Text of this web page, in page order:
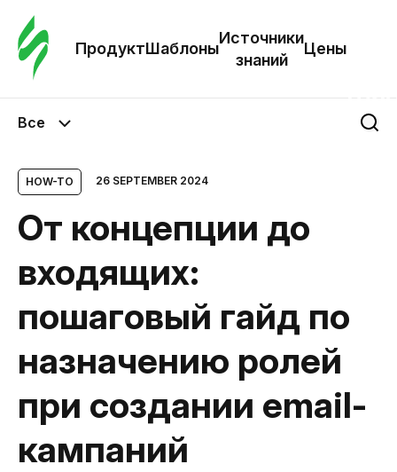
ПродуктШаблоны
Источники
знаний
Цены
Все
HOW-TO 26 SEPTEMBER 2024
От концепции до
входящих:
пошаговый гайд по
назначению ролей
при создании email-
кампаний